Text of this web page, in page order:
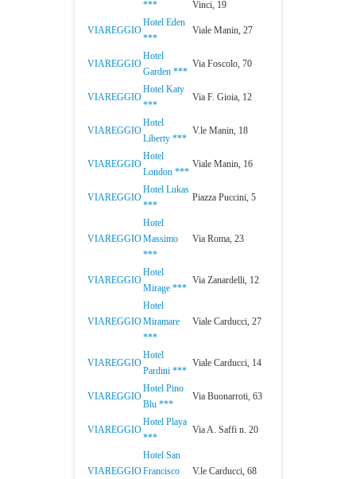
*** Vinci, 19
VIAREGGIO
Hotel Eden
***
Viale Manin, 27
VIAREGGIO
Hotel
Garden ***
Via Foscolo, 70
VIAREGGIO
Hotel Katy
***
Via F. Gioia, 12
VIAREGGIO
Hotel
Liberty ***
V.le Manin, 18
VIAREGGIO
Hotel
London ***
Viale Manin, 16
VIAREGGIO
Hotel Lukas
***
Piazza Puccini, 5
VIAREGGIO
Hotel
Massimo
***
Via Roma, 23
VIAREGGIO
Hotel
Mirage ***
Via Zanardelli, 12
VIAREGGIO
Hotel
Miramare
***
Viale Carducci, 27
VIAREGGIO
Hotel
Pardini ***
Viale Carducci, 14
VIAREGGIO
Hotel Pino
Blu ***
Via Buonarroti, 63
VIAREGGIO
Hotel Playa
***
Via A. Saffi n. 20
VIAREGGIO
Hotel San
Francisco
V.le Carducci, 68